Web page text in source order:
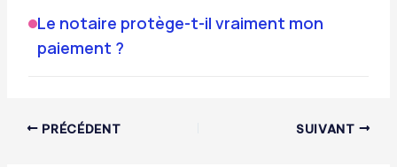
Le notaire protège-t-il vraiment mon
paiement ?
PRÉCÉDENT SUIVANT